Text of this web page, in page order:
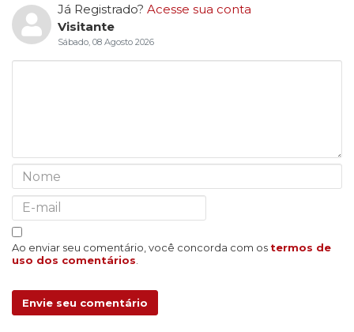
Já Registrado? Acesse sua conta
Visitante
Sábado, 08 Agosto 2026
Ao enviar seu comentário, você concorda com os termos de
uso dos comentários.
Envie seu comentário